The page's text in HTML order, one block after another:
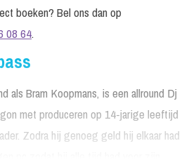
boeken? Bel ons dan op
08 64.
als Bram Koopmans, is een allround Dj
met produceren op 14-jarige leeftijd
Zodra hij genoeg geld hij elkaar had